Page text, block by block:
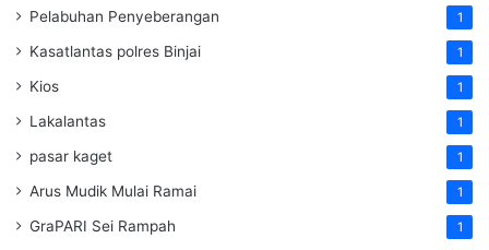
Pelabuhan Penyeberangan 1
Kasatlantas polres Binjai 1
Kios 1
Lakalantas 1
pasar kaget 1
Arus Mudik Mulai Ramai 1
GraPARI Sei Rampah 1